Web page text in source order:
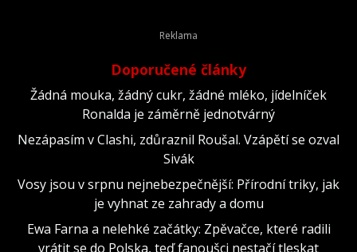
Doporučené články
Žádná mouka, žádný cukr, žádné mléko, jídelníček
Ronalda je záměrně jednotvárný
Nezápasím v Clashi, zdůraznil Roušal. Vzápětí se ozval
Sivák
Vosy jsou v srpnu nejnebezpečnější: Přírodní triky, jak
je vyhnat ze zahrady a domu
Ewa Farna a nelehké začátky: Zpěvačce, které radili
vrátit se do Polska, teď fanoušci nestačí tleskat